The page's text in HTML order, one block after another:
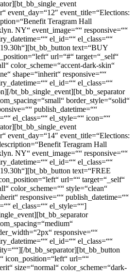
event_day=“12″ event_title=“Elections:
Teragram Hall
NY“ event_image=““ responsive=““
el_id=““ el_class=““
text=“BUY
url=“#“ target=“_self“
color_scheme=“accent-dark-skin“
shape=“inherit“ responsive=““
el_id=““ el_class=““
bt_bb_single_event][bt_bb_separator
border_style=“solid“
publish_datetime=““
el_class=““ el_style=““ icon=““
event_day=“14″ event_title=“Elections:
Teragram Hall
NY“ event_image=““ responsive=““
el_id=““ el_class=““
text=“FREE
url=““ target=“_self“
color_scheme=““ style=“clean“
responsive=““ publish_datetime=““
el_class=““ el_style=““]
responsive=““
el_id=““ el_class=““
bt_bb_separator][bt_bb_button
icon_position=“left“ url=““
size=“normal“ color_scheme=“dark-